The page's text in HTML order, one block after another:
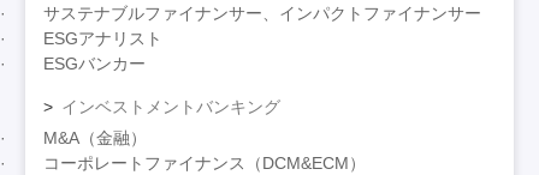
サステナブルファイナンサー、インパクトファイナンサー
ESGアナリスト
ESGバンカー
インベストメントバンキング
M&A（金融）
コーポレートファイナンス（DCM&ECM）